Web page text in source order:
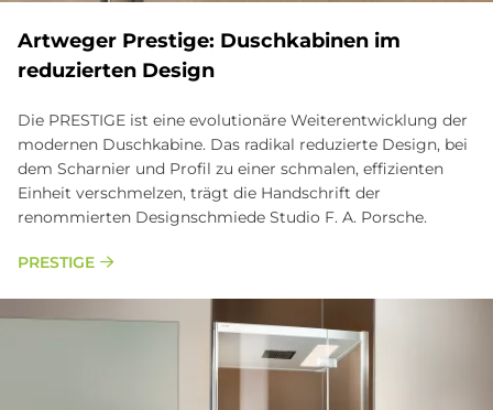
Art­we­ger Pre­sti­ge: Dusch­ka­bi­nen im
re­du­zier­ten De­sign
Die PRE­STI­GE ist eine evo­lu­tio­nä­re Wei­ter­ent­wick­lung der
mo­der­nen Dusch­ka­bi­ne. Das radikal reduzierte Design, bei
dem Scharnier und Profil zu einer schmalen, effizienten
Einheit verschmelzen, trägt die Handschrift der
renommierten Designschmiede Studio F. A. Porsche.
PRESTIGE